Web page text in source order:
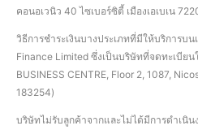
คอนอเวนิว 40 ไซเบอร์ซิตี้ เมืองเอเบเน
วิธีการชำระเงินบางประเภทที่มีให้บริการบ
Finance Limited ซึ่งเป็นบริษัทที่จดทะเบียน
BUSINESS CENTRE, Floor 2, 1087,
183254)
บริษัทไม่รับลูกค้าจากและไม่ได้มีการดำเนิ